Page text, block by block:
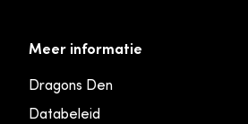
Meer informatie
Dragons Den
Databeleid